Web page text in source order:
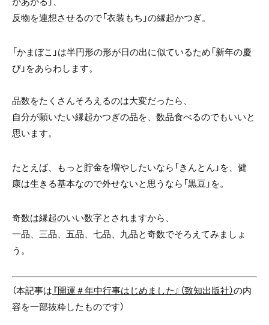
反物を連想させるので「衣装もち」の縁起かつぎ。
「かまぼこ」は半円形の形が日の出に似ているため「新年の慶
び」をあらわします。
品数をたくさんそろえるのは大変だったら、
自分が願いたい縁起かつぎの品を、数品食べるのでもいいと
思います。
たとえば、もっと貯金を増やしたいなら「きんとん」を、健
康は生きる基本なので外せないと思うなら「黒豆」を。
奇数は縁起のいい数字とされますから、
一品、三品、五品、七品、九品と奇数でそろえてみましょ
う。
（本記事は『開運＃年中行事はじめました』（致知出版社）の内
容を一部抜粋したものです）